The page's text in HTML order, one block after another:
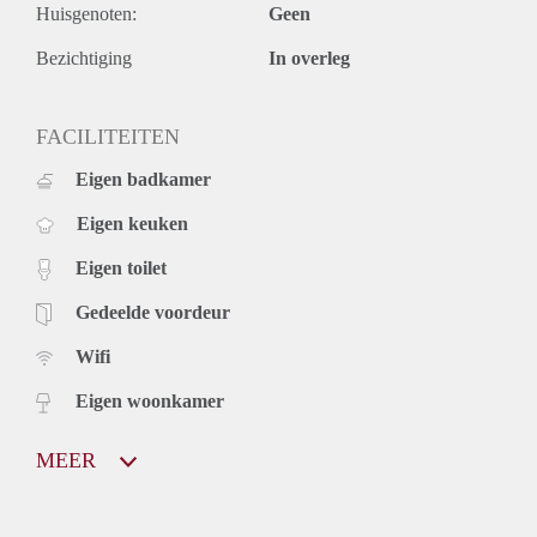
telefoonnummer.
Aanvullende info over uzelf en uw werk wordt ten zeerste op
Huisgenoten: Geen
Bezichtiging In overleg
FACILITEITEN
Eigen badkamer
Eigen keuken
Eigen toilet
Gedeelde voordeur
Wifi
Eigen woonkamer
MEER